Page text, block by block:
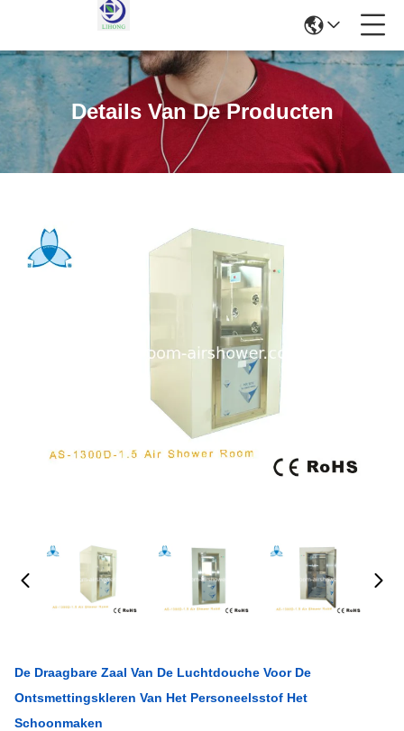
Details Van De Producten
De Draagbare Zaal Van De Luchtdouche Voor De
Ontsmettingskleren Van Het Personeelsstof Het
Schoonmaken